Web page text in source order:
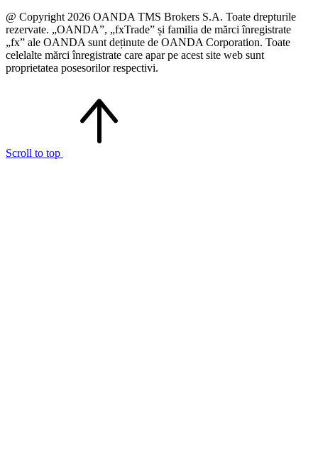
@ Copyright 2026 OANDA TMS Brokers S.A. Toate drepturile
rezervate. „OANDA”, „fxTrade” și familia de mărci înregistrate
„fx” ale OANDA sunt deținute de OANDA Corporation. Toate
celelalte mărci înregistrate care apar pe acest site web sunt
proprietatea posesorilor respectivi.
Scroll to top